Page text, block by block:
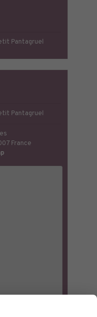
Pantagruel
Pantagruel
France